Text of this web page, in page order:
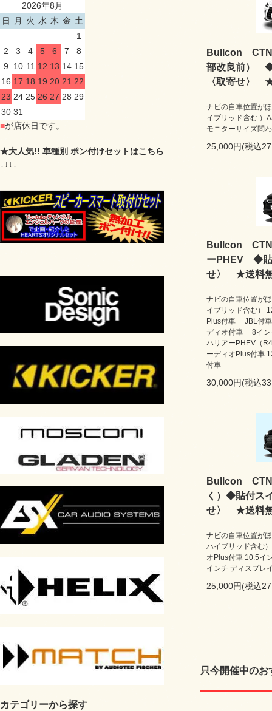
2026年8月
日
月 火 水 木 金 土
1
2
3 4 5 6 7
8
9
10 11 12 13 14 15
16 17 18 19 20 21 22
23 24 25 26 27 28 29
30 31
■が店休日です。
★大人気!! 車種別 ポン付けセットはこちら
↓↓↓↓
カテゴリーから探す
Bullcon
部改良前）
〈取寄せ〉
ナビの自車位置が
イブリッド含む ）
モニターサイズ問
25,000円(税込
Bullcon
ーPHEV ◆貼
せ〉 ★送料
ナビの自車位置が
イブリッド含む）
Plus付車 JBL付車
ディオ付車 8イン
ハリアーPHEV（
ーディオPlus付車
付車
30,000円(税込
Bullcon
く）◆貼付ス
せ〉 ★送料
ナビの自車位置が
ハイブリッド含む
オPlus付車 10.5イ
インチ ディスプレ
25,000円(税込
只今開催中の